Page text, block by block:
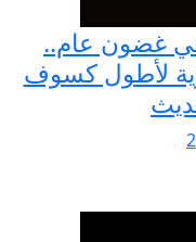
في غضون عام..
لأطول كسوف